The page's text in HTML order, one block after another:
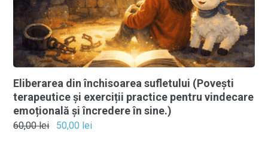
Eliberarea din închisoarea sufletului (Povești
terapeutice și exerciții practice pentru vindecare
emoțională și încredere în sine.)
60,00lei 50,00 lei